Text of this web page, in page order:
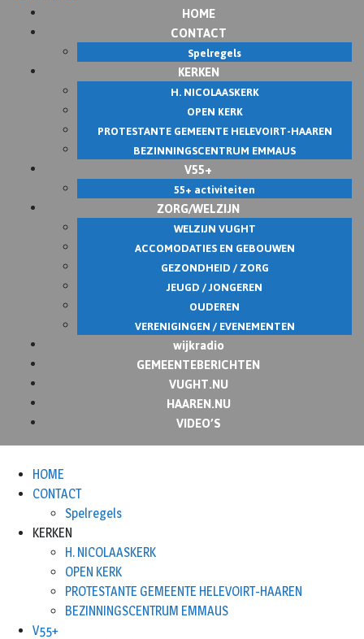
HOME
CONTACT
Spelregels
KERKEN
H. NICOLAASKERK
OPEN KERK
PROTESTANTE GEMEENTE HELEVOIRT-HAAREN
BEZINNINGSCENTRUM EMMAUS
V55+
55+ activiteiten
ZORG/WELZIJN
WELZIJN VUGHT
ACCOMODATIES EN GEBOUWEN
GEZONDHEID / ZORG
JEUGD / JONGEREN
OUDEREN
VERENIGINGEN / EVENEMENTEN
wijkradio
GEMEENTEBERICHTEN
VUGHT.NU
HAAREN.NU
VIDEO’S
HOME
CONTACT
Spelregels
KERKEN
H. NICOLAASKERK
OPEN KERK
PROTESTANTE GEMEENTE HELEVOIRT-HAAREN
BEZINNINGSCENTRUM EMMAUS
V55+